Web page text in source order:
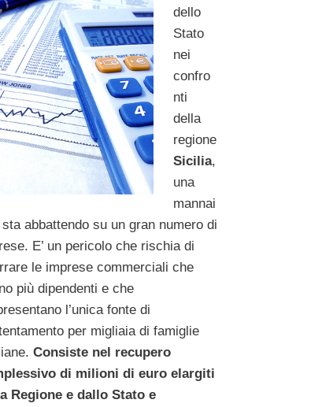
dello
Stato
nei
confro
nti
della
regione
Sicilia,
una
mannai
abbattendo su un gran numero di
E’ un pericolo che rischia di
le imprese commerciali che
più dipendenti e che
l’unica fonte di
per migliaia di famiglie
Consiste nel recupero
di milioni di euro elargiti
Regione e dallo Stato e